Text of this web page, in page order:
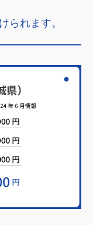
られます。